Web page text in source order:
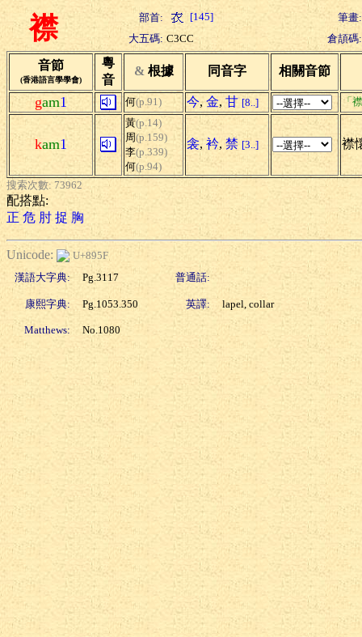
襟 部首: [145]
筆畫:
大五碼: C3CC 倉頡碼:
音節
(香港語言學學會)
粵
音
& 根據 同音字 相關音節
gam1 何(p.91) 今, 金, 甘 [8..] 「
kam1
黃(p.14)
周(p.159)
李(p.339)
何(p.94)
衾, 衿, 禁 [3..] 襟
搜索次數: 73962
配搭點:
正 危 肘 捉 胸
Unicode:
U+895F
漢語大字典:
Pg.3117 普通話:
康熙字典: Pg.1053.350 英譯: lapel, collar
Matthews: No.1080